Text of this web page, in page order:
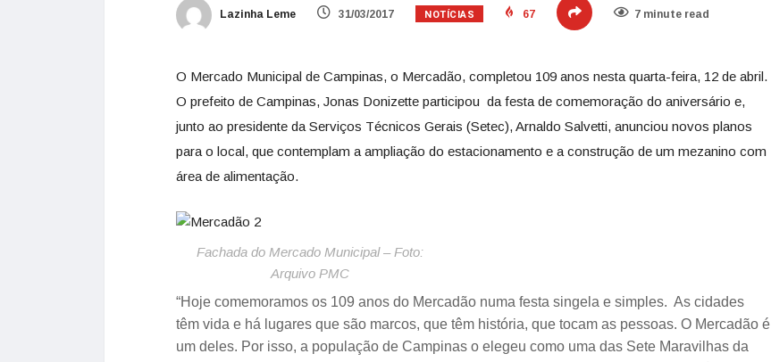
Lazinha Leme 31/03/2017 NOTÍCIAS 67 7 minute read
O Mercado Municipal de Campinas, o Mercadão, completou 109 anos nesta quarta-feira, 12 de abril.
O prefeito de Campinas, Jonas Donizette participou da festa de comemoração do aniversário e,
junto ao presidente da Serviços Técnicos Gerais (Setec), Arnaldo Salvetti, anunciou novos planos
para o local, que contemplam a ampliação do estacionamento e a construção de um mezanino com
área de alimentação.
Fachada do Mercado Municipal – Foto:
Arquivo PMC
“Hoje comemoramos os 109 anos do Mercadão numa festa singela e simples. As cidades
têm vida e há lugares que são marcos, que têm história, que tocam as pessoas. O Mercadão é
um deles. Por isso, a população de Campinas o elegeu como uma das Sete Maravilhas da